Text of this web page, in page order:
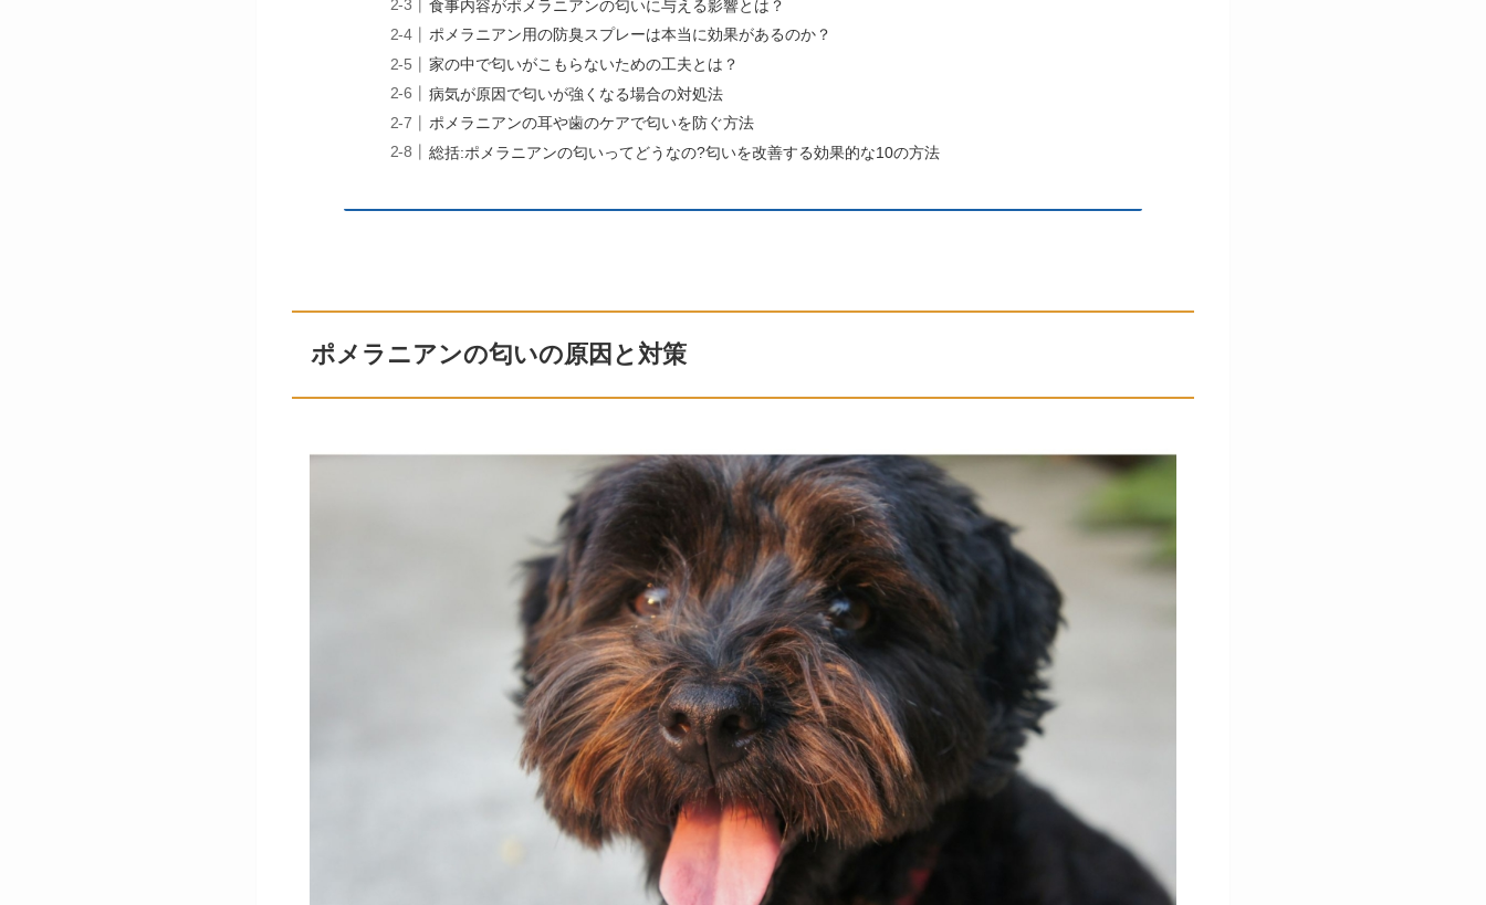
食事内容がポメラニアンの匂いに与える影響とは？
ポメラニアン用の防臭スプレーは本当に効果があるのか？
家の中で匂いがこもらないための工夫とは？
病気が原因で匂いが強くなる場合の対処法
ポメラニアンの耳や歯のケアで匂いを防ぐ方法
総括:ポメラニアンの匂いってどうなの?匂いを改善する効果的な10の方法
ポメラニアンの匂いの原因と対策